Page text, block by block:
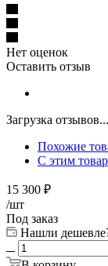
Нет оценок
Оставить отзыв
Загрузка отзывов...
Похожие
С этим
15 300 ₽
/шт
Под заказ
Нашли